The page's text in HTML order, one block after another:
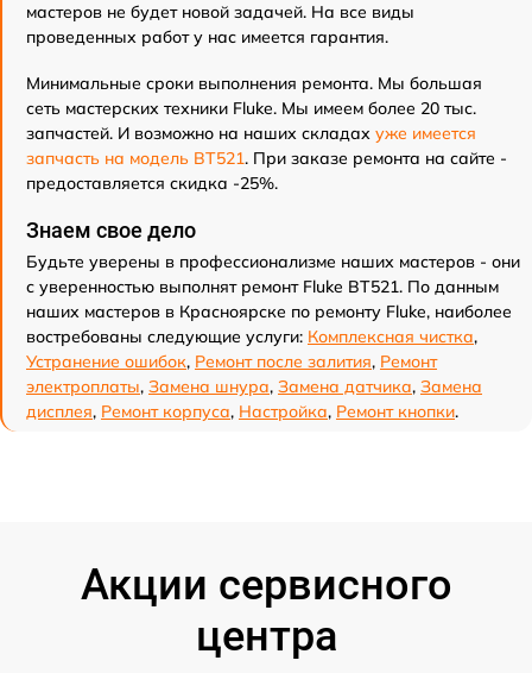
мастеров не будет новой задачей. На все виды
проведенных работ у нас имеется гарантия.
Минимальные сроки выполнения ремонта. Мы большая
сеть мастерских техники Fluke. Мы имеем более 20 тыс.
запчастей. И возможно на наших складах уже имеется
запчасть на модель BT521. При заказе ремонта на сайте -
предоставляется скидка -25%.
Знаем свое дело
Будьте уверены в профессионализме наших мастеров - они
с уверенностью выполнят ремонт Fluke BT521. По данным
наших мастеров в Красноярске по ремонту Fluke, наиболее
востребованы следующие услуги: Комплексная чистка,
Устранение ошибок, Ремонт после залития, Ремонт
электроплаты, Замена шнура, Замена датчика, Замена
дисплея, Ремонт корпуса, Настройка, Ремонт кнопки.
Акции сервисного
центра